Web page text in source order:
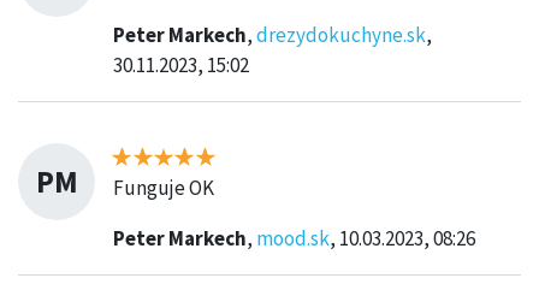
Peter Markech,drezydokuchyne.sk,
30.11.2023, 15:02
PM
Funguje OK
Peter Markech, mood.sk, 10.03.2023, 08:26